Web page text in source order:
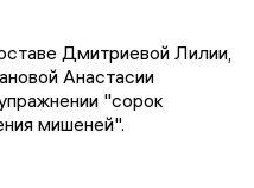
Дмитриевой Лилии,
Анастасии
"сорок
мишеней".